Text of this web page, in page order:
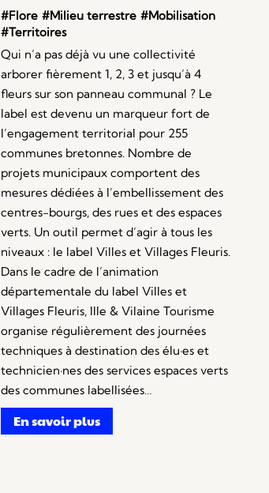
#Flore #Milieu terrestre #Mobilisation
#Territoires
Qui n’a pas déjà vu une collectivité
arborer fièrement 1, 2, 3 et jusqu’à 4
fleurs sur son panneau communal ? Le
label est devenu un marqueur fort de
l’engagement territorial pour 255
communes bretonnes. Nombre de
projets municipaux comportent des
mesures dédiées à l’embellissement des
centres-bourgs, des rues et des espaces
verts. Un outil permet d’agir à tous les
niveaux : le label Villes et Villages Fleuris.
Dans le cadre de l’animation
départementale du label Villes et
Villages Fleuris, Ille & Vilaine Tourisme
organise régulièrement des journées
techniques à destination des élu·es et
technicien·nes des services espaces verts
des communes labellisées…
En savoir plus